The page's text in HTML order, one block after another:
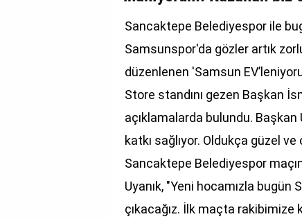
Sancaktepe Belediyespor ile
Samsunspor'da gözler artık
düzenlenen 'Samsun
Store standını gezen Başkan
açıklamalarda bulundu.
katkı sağlıyor. Oldukça güzel
Sancaktepe Belediyespor
Uyanık, "Yeni hocamızla bugün
çıkacağız. İlk maçta rakibimize